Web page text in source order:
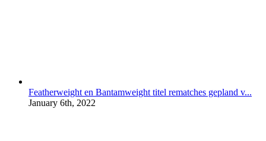
Featherweight en Bantamweight titel rematches gepland v...
January 6th, 2022